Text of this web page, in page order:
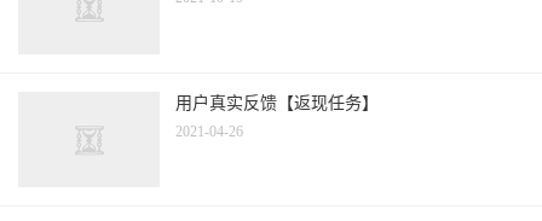
用户真实反馈【返现任务】
2021-04-26